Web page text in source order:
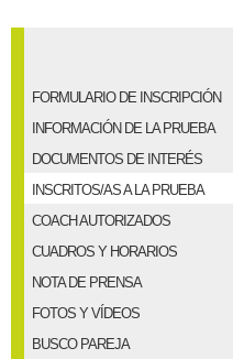
FORMULARIO DE INSCRIPCIÓN
INFORMACIÓN DE LA PRUEBA
DOCUMENTOS DE INTERÉS
INSCRITOS/AS A LA PRUEBA
COACH AUTORIZADOS
CUADROS Y HORARIOS
NOTA DE PRENSA
FOTOS Y VÍDEOS
BUSCO PAREJA